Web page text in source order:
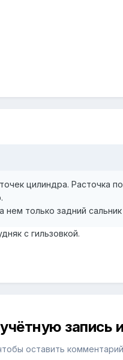
цилиндра. Расточка
только задний
с гильзовкой.
запись
оставить комментарий